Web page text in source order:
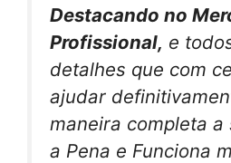
Destacando no
Profissional, e
detalhes que com
ajudar
maneira completa a
a Pena e Funciona